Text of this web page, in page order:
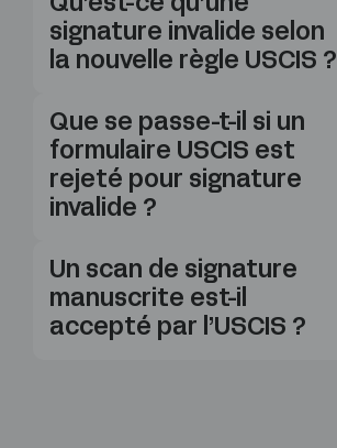
Qu’est-ce qu’une
signature invalide selon
la nouvelle règle USCIS ?
Que se passe-t-il si un
formulaire USCIS est
rejeté pour signature
invalide ?
Un scan de signature
manuscrite est-il
accepté par l’USCIS ?